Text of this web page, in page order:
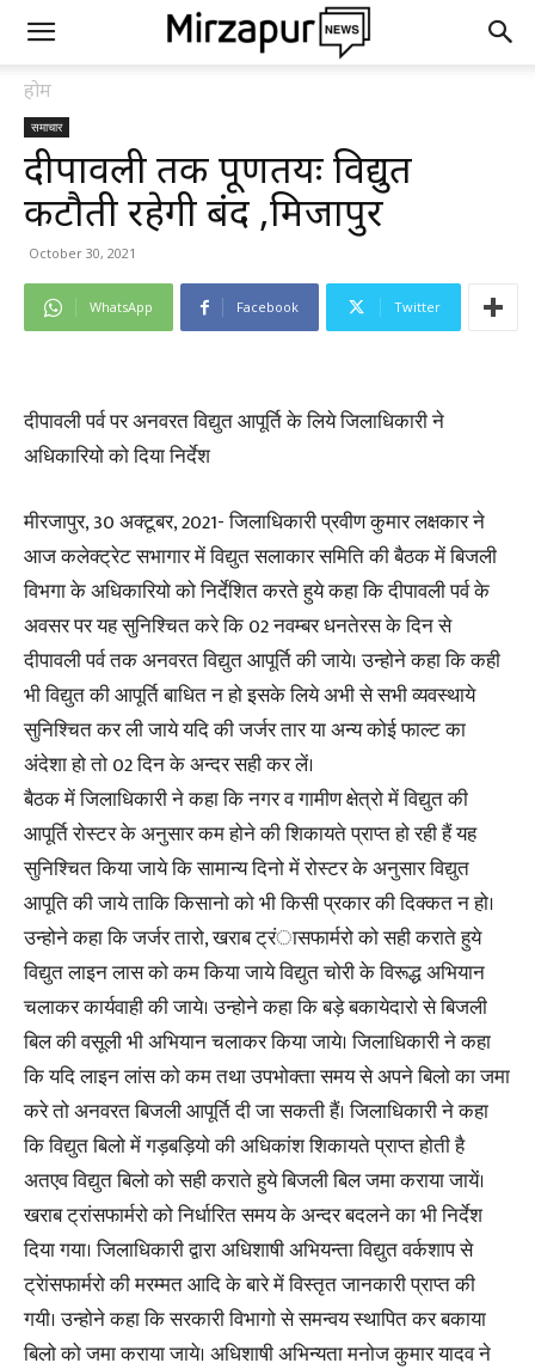
होम
समाचार
दीपावली तक पूर्णतयः विद्युत
कटौती रहेगी बंद ,मिर्जापुर
October 30, 2021
WhatsApp Facebook Twitter
दीपावली पर्व पर अनवरत विद्युत आपूर्ति के लिये जिलाधिकारी ने
अधिकारियो को दिया निर्देश
मीरजापुर, 30 अक्टूबर, 2021- जिलाधिकारी प्रवीण कुमार लक्षकार ने
आज कलेक्ट्रेट सभागार में विद्युत सलाकार समिति की बैठक में बिजली
विभगा के अधिकारियो को निर्देशित करते हुये कहा कि दीपावली पर्व के
अवसर पर यह सुनिश्चित करे कि 02 नवम्बर धनतेरस के दिन से
दीपावली पर्व तक अनवरत विद्युत आपूर्ति की जाये। उन्होने कहा कि कही
भी विद्युत की आपूर्ति बाधित न हो इसके लिये अभी से सभी व्यवस्थाये
सुनिश्चित कर ली जाये यदि की जर्जर तार या अन्य कोई फाल्ट का
अंदेशा हो तो 02 दिन के अन्दर सही कर लें।
बैठक में जिलाधिकारी ने कहा कि नगर व गामीण क्षेत्रो में विद्युत की
आपूर्ति रोस्टर के अनुसार कम होने की शिकायते प्राप्त हो रही हैं यह
सुनिश्चित किया जाये कि सामान्य दिनो में रोस्टर के अनुसार विद्युत
आपूति की जाये ताकि किसानो को भी किसी प्रकार की दिक्कत न हो।
उन्होने कहा कि जर्जर तारो, खराब ट्रंासफार्मरो को सही कराते हुये
विद्युत लाइन लास को कम किया जाये विद्युत चोरी के विरूद्ध अभियान
चलाकर कार्यवाही की जाये। उन्होने कहा कि बड़े बकायेदारो से बिजली
बिल की वसूली भी अभियान चलाकर किया जाये। जिलाधिकारी ने कहा
कि यदि लाइन लांस को कम तथा उपभोक्ता समय से अपने बिलो का जमा
करे तो अनवरत बिजली आपूर्ति दी जा सकती हैं। जिलाधिकारी ने कहा
कि विद्युत बिलो में गड़बड़ियो की अधिकांश शिकायते प्राप्त होती है
अतएव विद्युत बिलो को सही कराते हुये बिजली बिल जमा कराया जायें।
खराब ट्रांसफार्मरो को निर्धारित समय के अन्दर बदलने का भी निर्देश
दिया गया। जिलाधिकारी द्वारा अधिशाषी अभियन्ता विद्युत वर्कशाप से
ट्रेांसफार्मरो की मरम्मत आदि के बारे में विस्तृत जानकारी प्राप्त की
गयी। उन्होने कहा कि सरकारी विभागो से समन्वय स्थापित कर बकाया
बिलो को जमा कराया जाये। अधिशाषी अभिन्यता मनोज कुमार यादव ने